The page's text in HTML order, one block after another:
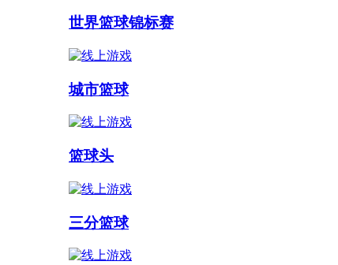
世界篮球锦标赛
城市篮球
篮球头
三分篮球